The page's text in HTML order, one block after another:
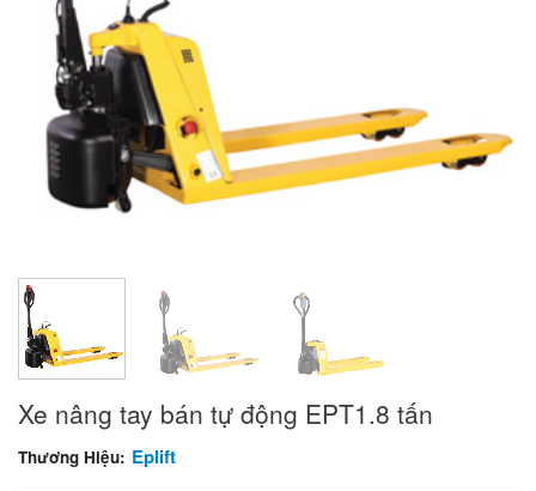
Xe nâng tay bán tự động EPT1.8 tấn
Thương Hiệu: Eplift